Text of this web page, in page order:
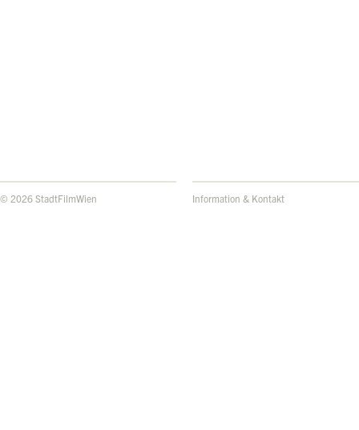
© 2026 StadtFilmWien Information & Kontakt